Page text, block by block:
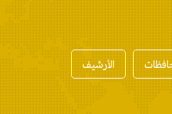
الأرشيف